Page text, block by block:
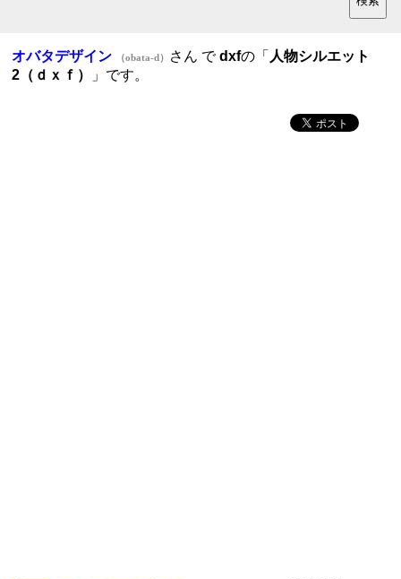
オバタデザイン （obata-d） さん でdxfの「 人物シルエット
2（ｄｘｆ）
」です。